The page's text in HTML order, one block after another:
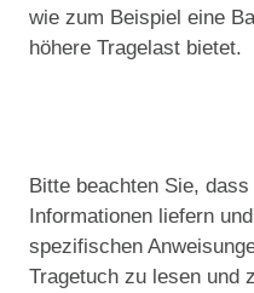
wie zum Beispiel eine
höhere Tragelast bietet.
Bitte beachten Sie,
Informationen liefern
spezifischen
Tragetuch zu lesen und